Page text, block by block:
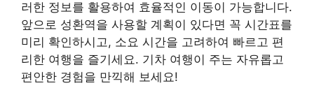
러한 정보를 활용하여 효율적인 이동이 가능합니다.
앞으로 성환역을 사용할 계획이 있다면 꼭 시간표를
미리 확인하시고, 소요 시간을 고려하여 빠르고 편
리한 여행을 즐기세요. 기차 여행이 주는 자유롭고
편안한 경험을 만끽해 보세요!